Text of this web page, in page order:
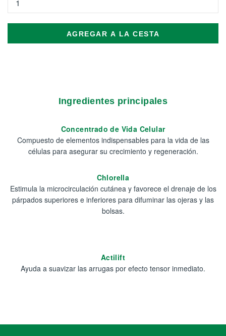
AGREGAR A LA CESTA
Ingredientes principales
Concentrado de Vida Celular
Compuesto de elementos indispensables para la vida de las
células para asegurar su crecimiento y regeneración.
Chlorella
Estimula la microcirculación cutánea y favorece el drenaje de los
párpados superiores e inferiores para difuminar las ojeras y las
bolsas.
Actilift
Ayuda a suavizar las arrugas por efecto tensor inmediato.